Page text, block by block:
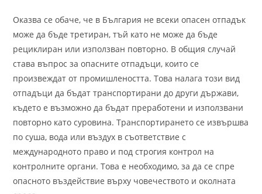
Оказва се обаче, че в България не всеки опасен отпадък
може да бъде третиран, тъй като не може да бъде
рециклиран или използван повторно. В общия случай
става въпрос за опасните отпадъци, които се
произвеждат от промишлеността. Това налага този вид
отпадъци да бъдат транспортирани до други държави,
където е възможно да бъдат преработени и използвани
повторно като суровина. Транспортирането се извършва
по суша, вода или въздух в съответствие с
международното право и под строгия контрол на
контролните органи. Това е необходимо, за да се спре
опасното въздействие върху човечеството и околната